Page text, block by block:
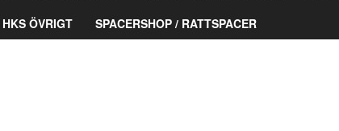
HKS ÖVRIGT SPACERSHOP / RATTSPACER